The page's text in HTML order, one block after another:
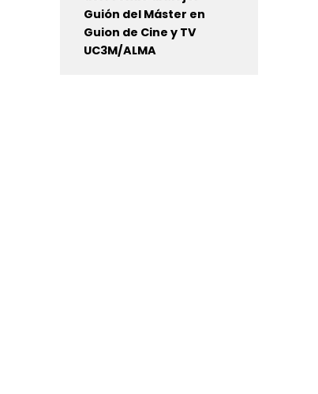
Guión del Máster en
Guion de Cine y TV
UC3M/ALMA